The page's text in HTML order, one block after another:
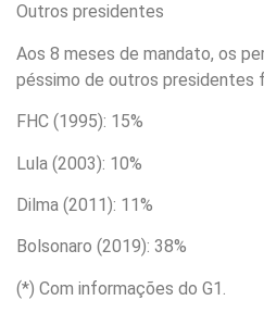
Outros presidentes
Aos 8 meses de mandato, os
péssimo de outros presidentes
FHC (1995): 15%
Lula (2003): 10%
Dilma (2011): 11%
Bolsonaro (2019): 38%
(*) Com informações do G1.